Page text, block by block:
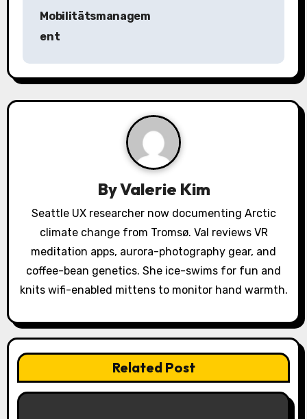
i
g
a
n
Mobilitätsmanagem
ent
ByValerie Kim
Seattle UX researcher now documenting Arctic
climate change from Tromsø. Val reviews VR
meditation apps, aurora-photography gear, and
coffee-bean genetics. She ice-swims for fun and
knits wifi-enabled mittens to monitor hand warmth.
Related Post